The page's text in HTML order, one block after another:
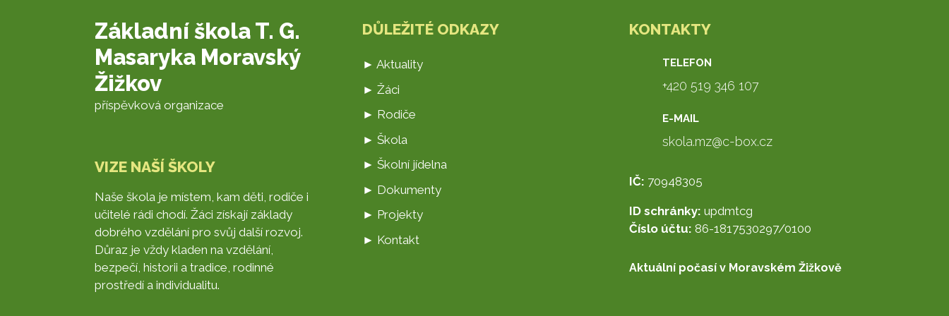
Základní škola T. G.
Masaryka Moravský
Žižkov
příspěvková organizace
VIZE NAŠÍ ŠKOLY
Naše škola je místem, kam děti, rodiče i
učitelé rádi chodí. Žáci získají základy
dobrého vzdělání pro svůj další rozvoj.
Důraz je vždy kladen na vzdělání,
bezpečí, historii a tradice, rodinné
prostředí a individualitu.
DŮLEŽITÉ ODKAZY
► Aktuality
► Žáci
► Rodiče
► Škola
► Školní jídelna
► Dokumenty
► Projekty
► Kontakt
KONTAKTY
TELEFON
+420 519 346 107
E-MAIL
skola.mz@c-box.cz
IČ: 70948305
ID schránky: updmtcg
Číslo účtu: 86-1817530297/0100
Aktuální počasí v Moravském Žižkově